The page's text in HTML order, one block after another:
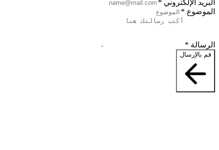
الإلكتروني *
*
*
قم بالإرسال